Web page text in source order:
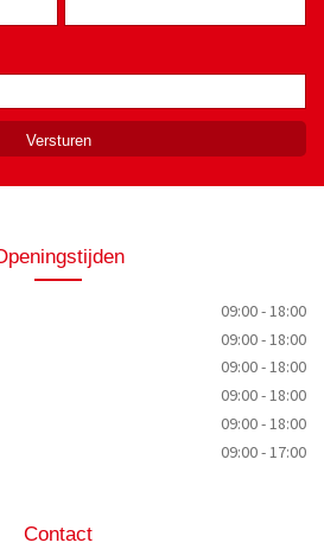
09:00 - 18:00
09:00 - 18:00
09:00 - 18:00
09:00 - 18:00
09:00 - 18:00
09:00 - 17:00
Contact